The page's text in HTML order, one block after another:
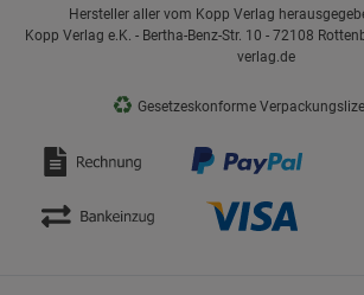
Hersteller aller vom Kopp Verlag
Kopp Verlag e.K. - Bertha-Benz-Str. 10 - 72108
verlag.de
♻ Gesetzeskonforme